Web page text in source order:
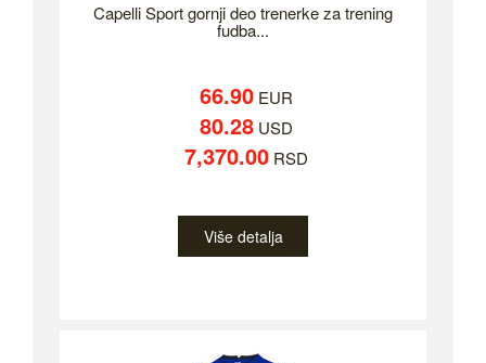
Capelli Sport gornji deo trenerke za trening
fudba...
66.90EUR
80.28USD
7,370.00RSD
Više detalja